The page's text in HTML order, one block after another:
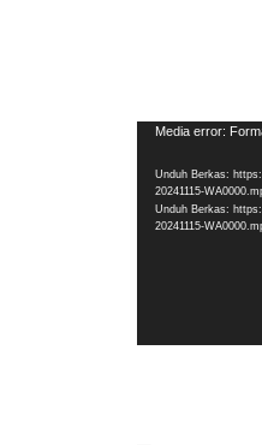
Pemutar
Media error:
Unduh Berkas:
20241115-
Unduh Berkas:
20241115-